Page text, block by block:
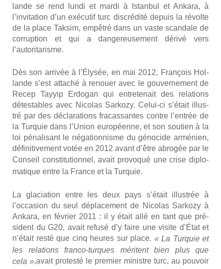
lande se rend lun­di et mar­di à Istan­bul et Anka­ra, à
l’invitation d’un exé­cu­tif turc dis­cré­di­té depuis la révolte
de la place Tak­sim, empê­tré dans un vaste scan­dale de
cor­rup­tion et qui a dan­ge­reu­se­ment déri­vé vers
l’autoritarisme.
Dès son arri­vée à l’Élysée, en mai 2012, Fran­çois Hol­
lande s’est atta­ché à renouer avec le gou­ver­ne­ment de
Recep Tayyip Erdo­gan qui entre­te­nait des rela­tions
détes­tables avec Nico­las Sar­ko­zy. Celui-ci s’était illus­
tré par des décla­ra­tions fra­cas­santes contre l’entrée de
la Tur­quie dans l’Union euro­péenne, et son sou­tien à la
loi péna­li­sant le néga­tion­nisme du géno­cide armé­nien,
défi­ni­ti­ve­ment votée en 2012 avant d’être abro­gée par le
Conseil consti­tu­tion­nel,avait pro­vo­qué une crise diplo­
ma­tique entre la France et la Tur­quie.
La gla­cia­tion entre les deux pays s’était illus­trée à
l’occasion du seul dépla­ce­ment de Nico­las Sar­ko­zy à
Anka­ra, en février 2011 : il y était allé en tant que pré­
sident du G20, avait refu­sé d’y faire une visite d’État et
n’était res­té que cinq heures sur place. « La Tur­quie et
les rela­tions fran­co-turques méritent bien plus que
cela »,avait pro­tes­té le pre­mier ministre turc, au pou­voir